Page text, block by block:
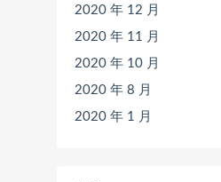
2020 年 12 月
2020 年 11 月
2020 年 10 月
2020 年 8 月
2020 年 1 月